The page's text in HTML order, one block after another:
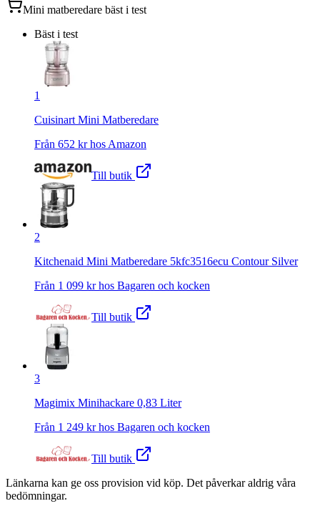
Mini matberedare bäst i test
Bäst i test
1
Cuisinart Mini Matberedare
Från 652 kr hos Amazon
Till butik
2
Kitchenaid Mini Matberedare 5kfc3516ecu Contour Silver
Från 1 099 kr hos Bagaren och kocken
Till butik
3
Magimix Minihackare 0,83 Liter
Från 1 249 kr hos Bagaren och kocken
Till butik
Länkarna kan ge oss provision vid köp. Det påverkar aldrig våra
bedömningar.